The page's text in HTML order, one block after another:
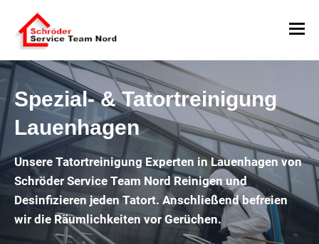
Spezial- & Tatortreinigung
Lauenhagen
Unsere Tatortreinigung Experten in Lauenhagen von
Schröder Service Team Nord Reinigen und
Desinfizieren jeden Tatort. Anschließend befreien
wir die Räumlichkeiten vor Gerüchen.